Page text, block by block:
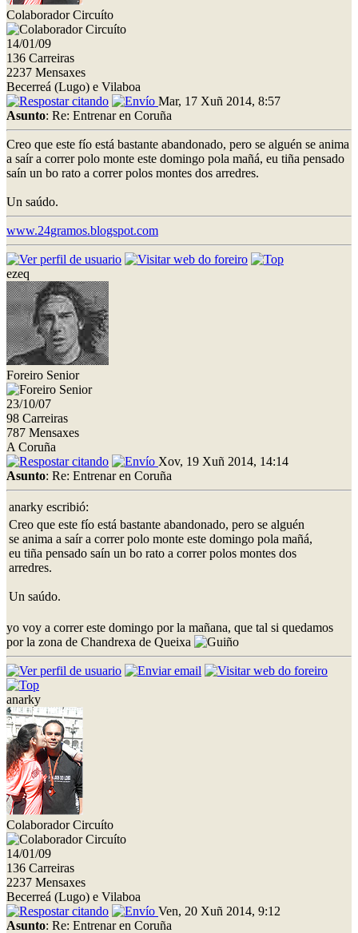
Colaborador Circuíto
14/01/09
136 Carreiras
2237 Mensaxes
Becerreá (Lugo) e Vilaboa
Mar, 17 Xuñ 2014, 8:57
Asunto: Re: Entrenar en Coruña
Creo que este fío está bastante abandonado, pero se alguén se anima
a saír a correr polo monte este domingo pola mañá, eu tiña pensado
saín un bo rato a correr polos montes dos arredres.
Un saúdo.
www.24gramos.blogspot.com
ezeq
Foreiro Senior
23/10/07
98 Carreiras
787 Mensaxes
A Coruña
Xov, 19 Xuñ 2014, 14:14
Asunto: Re: Entrenar en Coruña
anarky escribió:
Creo que este fío está bastante abandonado, pero se alguén
se anima a saír a correr polo monte este domingo pola mañá,
eu tiña pensado saín un bo rato a correr polos montes dos
arredres.
Un saúdo.
yo voy a correr este domingo por la mañana, que tal si quedamos
por la zona de Chandrexa de Queixa
anarky
Colaborador Circuíto
14/01/09
136 Carreiras
2237 Mensaxes
Becerreá (Lugo) e Vilaboa
Ven, 20 Xuñ 2014, 9:12
Asunto: Re: Entrenar en Coruña